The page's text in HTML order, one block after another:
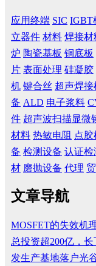
应用终端 SIC IGBT
立器件 材料 焊接材
炉 陶瓷基板 铜底板
片 表面处理 硅凝胶
机 键合丝 超声焊接
备 ALD 电子浆料
件 超声波扫描显微
材料 热敏电阻 点胶
备 检测设备 认证检
材 磨抛设备 代理
文章导航
MOSFET的失效机
总投资超200亿，
发生产基地落户光